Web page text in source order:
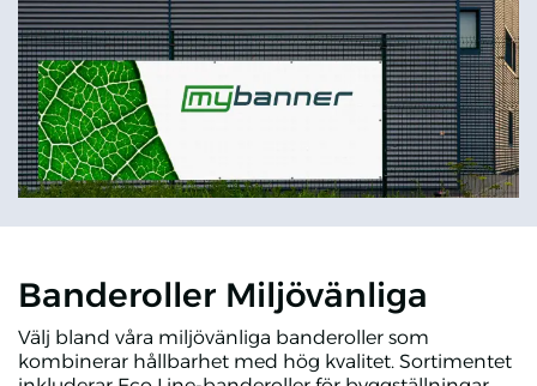
Banderoller Miljövänliga
Välj bland våra miljövänliga banderoller som
kombinerar hållbarhet med hög kvalitet. Sortimentet